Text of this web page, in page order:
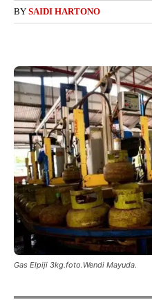
BY SAIDI HARTONO
Gas Elpiji 3kg.foto.Wendi Mayuda.